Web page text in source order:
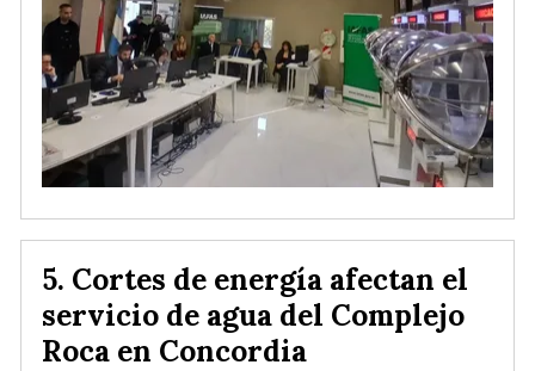
Cortes de energía afectan el
servicio de agua del Complejo
Roca en Concordia